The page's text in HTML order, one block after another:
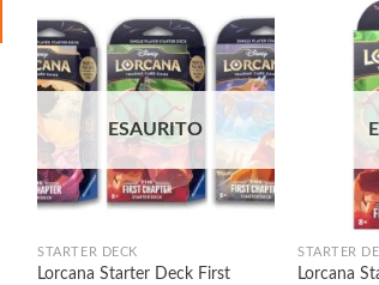
alla lista
desideri
ESAURITO
STARTER DECK
Lorcana Starter Deck First
STARTER
Lorcana